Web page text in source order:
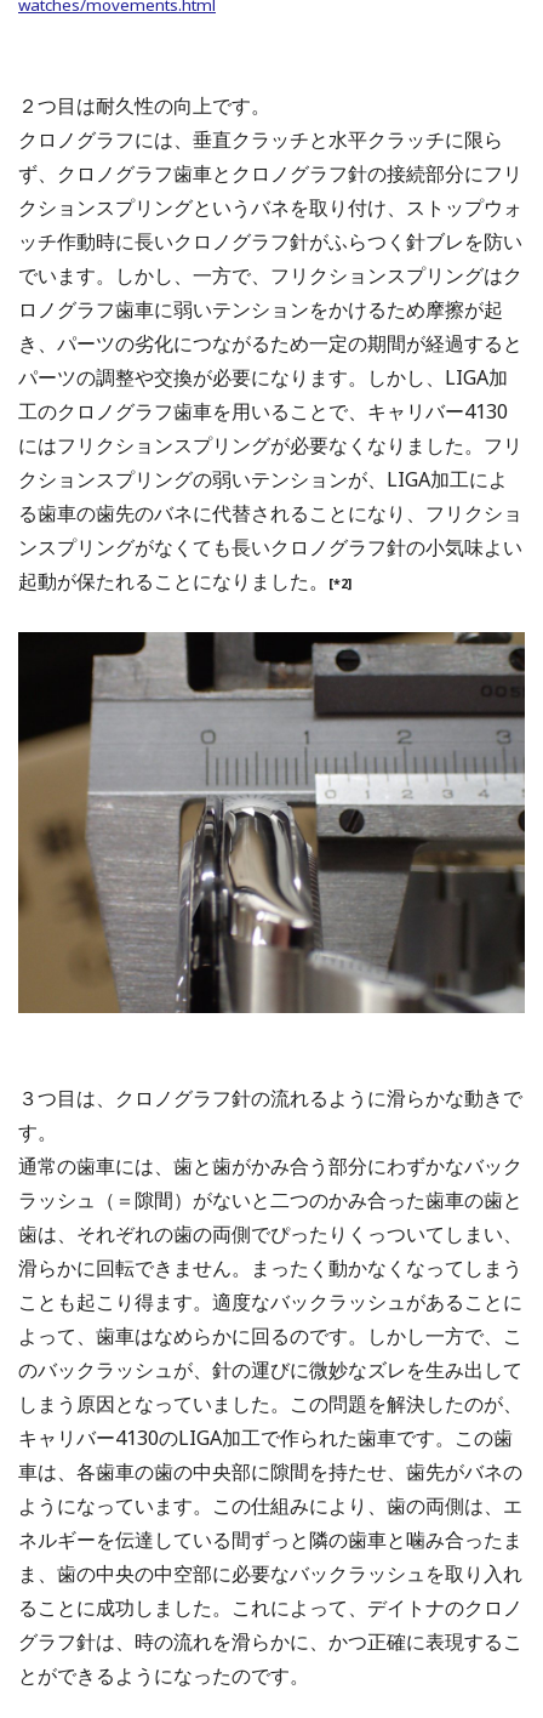
watches/movements.html
２つ目は耐久性の向上です。
クロノグラフには、垂直クラッチと水平クラッチに限ら
ず、クロノグラフ歯車とクロノグラフ針の接続部分にフリ
クションスプリングというバネを取り付け、ストップウォ
ッチ作動時に長いクロノグラフ針がふらつく針ブレを防い
でいます。しかし、一方で、フリクションスプリングはク
ロノグラフ歯車に弱いテンションをかけるため摩擦が起
き、パーツの劣化につながるため一定の期間が経過すると
パーツの調整や交換が必要になります。しかし、LIGA加
工のクロノグラフ歯車を用いることで、キャリバー4130
にはフリクションスプリングが必要なくなりました。フリ
クションスプリングの弱いテンションが、LIGA加工によ
る歯車の歯先のバネに代替されることになり、フリクショ
ンスプリングがなくても長いクロノグラフ針の小気味よい
起動が保たれることになりました。
[*2]
３つ目は、クロノグラフ針の流れるように滑らかな動きで
す。
通常の歯車には、歯と歯がかみ合う部分にわずかなバック
ラッシュ（＝隙間）がないと二つのかみ合った歯車の歯と
歯は、それぞれの歯の両側でぴったりくっついてしまい、
滑らかに回転できません。まったく動かなくなってしまう
ことも起こり得ます。適度なバックラッシュがあることに
よって、歯車はなめらかに回るのです。しかし一方で、こ
のバックラッシュが、針の運びに微妙なズレを生み出して
しまう原因となっていました。この問題を解決したのが、
キャリバー4130のLIGA加工で作られた歯車です。この歯
車は、各歯車の歯の中央部に隙間を持たせ、歯先がバネの
ようになっています。この仕組みにより、歯の両側は、エ
ネルギーを伝達している間ずっと隣の歯車と噛み合ったま
ま、歯の中央の中空部に必要なバックラッシュを取り入れ
ることに成功しました。これによって、デイトナのクロノ
グラフ針は、時の流れを滑らかに、かつ正確に表現するこ
とができるようになったのです。